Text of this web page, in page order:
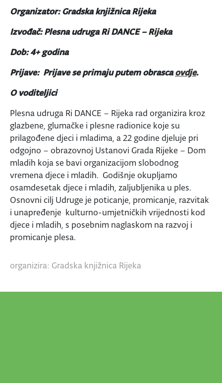
Organizator: Gradska knjižnica Rijeka
Izvođač: Plesna udruga Ri DANCE – Rijeka
Dob: 4+ godina
Prijave: Prijave se primaju putem obrascaovdje.
O voditeljici
Plesna udruga Ri DANCE – Rijeka rad organizira kroz
glazbene, glumačke i plesne radionice koje su
prilagođene djeci i mladima, a 22 godine djeluje pri
odgojno – obrazovnoj Ustanovi Grada Rijeke – Dom
mladih koja se bavi organizacijom slobodnog
vremena djece i mladih. Godišnje okupljamo
osamdesetak djece i mladih, zaljubljenika u ples.
Osnovni cilj Udruge je poticanje, promicanje, razvitak
i unapređenje kulturno-umjetničkih vrijednosti kod
djece i mladih, s posebnim naglaskom na razvoj i
promicanje plesa.
organizira: Gradska knjižnica Rijeka